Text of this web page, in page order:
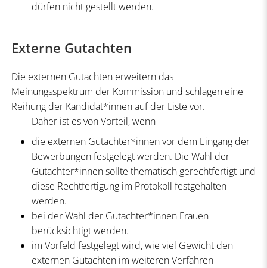
dürfen nicht gestellt werden.
Externe Gutachten
Die externen Gutachten erweitern das
Meinungsspektrum der Kommission und schlagen eine
Reihung der Kandidat*innen auf der Liste vor.
Daher ist es von Vorteil, wenn
die externen Gutachter*innen vor dem Eingang der
Bewerbungen festgelegt werden. Die Wahl der
Gutachter*innen sollte thematisch gerechtfertigt und
diese Rechtfertigung im Protokoll festgehalten
werden.
bei der Wahl der Gutachter*innen Frauen
berücksichtigt werden.
im Vorfeld festgelegt wird, wie viel Gewicht den
externen Gutachten im weiteren Verfahren